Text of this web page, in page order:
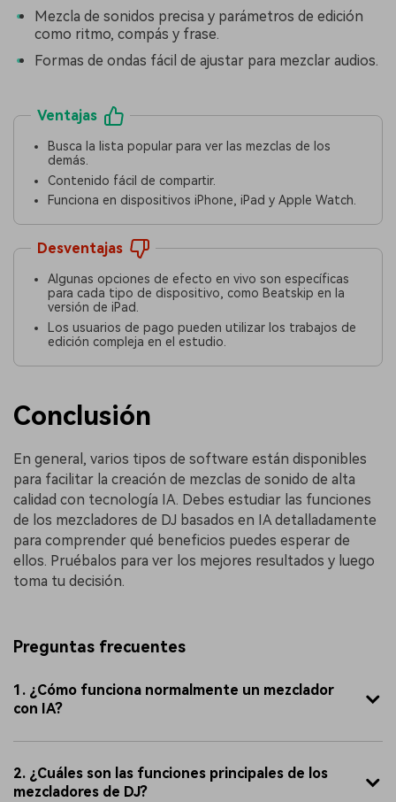
Mezcla de sonidos precisa y parámetros de edición
como ritmo, compás y frase.
Formas de ondas fácil de ajustar para mezclar audios.
Ventajas
Busca la lista popular para ver las mezclas de los
demás.
Contenido fácil de compartir.
Funciona en dispositivos iPhone, iPad y Apple Watch.
Desventajas
Algunas opciones de efecto en vivo son específicas
para cada tipo de dispositivo, como Beatskip en la
versión de iPad.
Los usuarios de pago pueden utilizar los trabajos de
edición compleja en el estudio.
Conclusión
En general, varios tipos de software están disponibles
para facilitar la creación de mezclas de sonido de alta
calidad con tecnología IA. Debes estudiar las funciones
de los mezcladores de DJ basados en IA detalladamente
para comprender qué beneficios puedes esperar de
ellos. Pruébalos para ver los mejores resultados y luego
toma tu decisión.
Preguntas frecuentes
1. ¿Cómo funciona normalmente un mezclador
con IA?
2. ¿Cuáles son las funciones principales de los
mezcladores de DJ?